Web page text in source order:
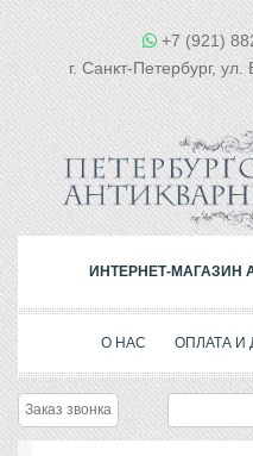
+7 (921)
г. Санкт-Петербург,
ИНТЕРНЕТ-МАГАЗИН
О НАС ОПЛАТА И
Заказ звонка